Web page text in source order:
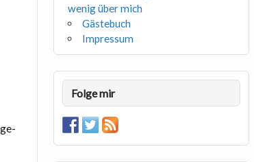
wenig über mich
Gästebuch
Impressum
Folge mir